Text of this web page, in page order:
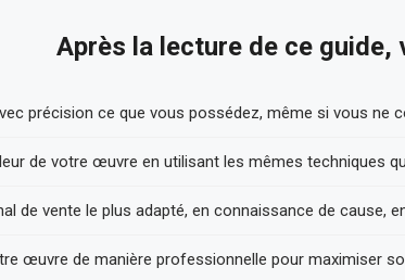
Après la lecture de ce guide,
précision ce que vous possédez, même si vous ne
de votre œuvre en utilisant les mêmes techniques
de vente le plus adapté, en connaissance de cause,
œuvre de manière professionnelle pour maximiser